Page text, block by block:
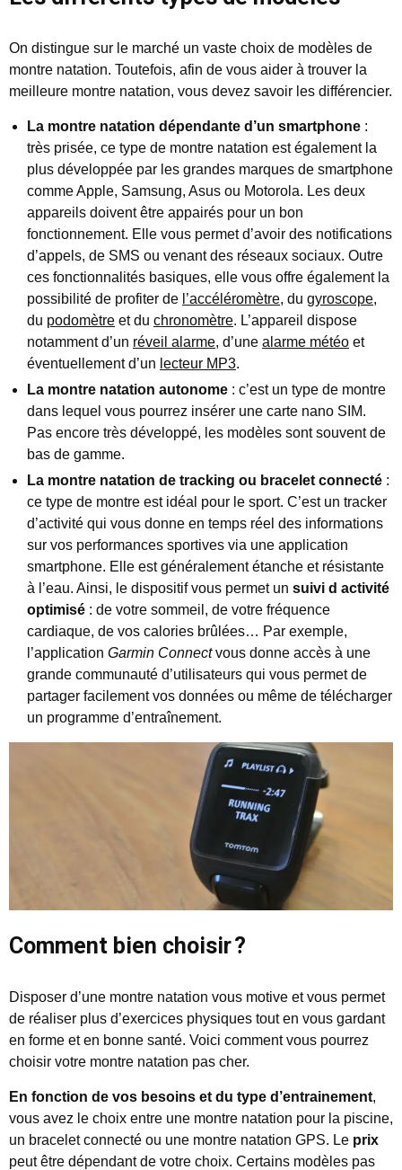
On distingue sur le marché un vaste choix de modèles de
montre natation. Toutefois, afin de vous aider à trouver la
meilleure montre natation, vous devez savoir les différencier.
La montre natation dépendante d’un smartphone :
très prisée, ce type de montre natation est également la
plus développée par les grandes marques de smartphone
comme Apple, Samsung, Asus ou Motorola. Les deux
appareils doivent être appairés pour un bon
fonctionnement. Elle vous permet d’avoir des notifications
d’appels, de SMS ou venant des réseaux sociaux. Outre
ces fonctionnalités basiques, elle vous offre également la
possibilité de profiter de l’accéléromètre, du gyroscope,
du podomètre et du chronomètre. L’appareil dispose
notamment d’un réveil alarme, d’une alarme météo et
éventuellement d’un lecteur MP3.
La montre natation autonome : c’est un type de montre
dans lequel vous pourrez insérer une carte nano SIM.
Pas encore très développé, les modèles sont souvent de
bas de gamme.
La montre natation de tracking ou bracelet connecté :
ce type de montre est idéal pour le sport. C’est un tracker
d’activité qui vous donne en temps réel des informations
sur vos performances sportives via une application
smartphone. Elle est généralement étanche et résistante
à l’eau. Ainsi, le dispositif vous permet un suivi d activité
optimisé : de votre sommeil, de votre fréquence
cardiaque, de vos calories brûlées… Par exemple,
l’application Garmin Connectvous donne accès à une
grande communauté d’utilisateurs qui vous permet de
partager facilement vos données ou même de télécharger
un programme d’entraînement.
Comment bien choisir ?
Disposer d’une montre natation vous motive et vous permet
de réaliser plus d’exercices physiques tout en vous gardant
en forme et en bonne santé. Voici comment vous pourrez
choisir votre montre natation pas cher.
En fonction de vos besoins et du type d’entrainement,
vous avez le choix entre une montre natation pour la piscine,
un bracelet connecté ou une montre natation GPS. Le prix
peut être dépendant de votre choix. Certains modèles pas